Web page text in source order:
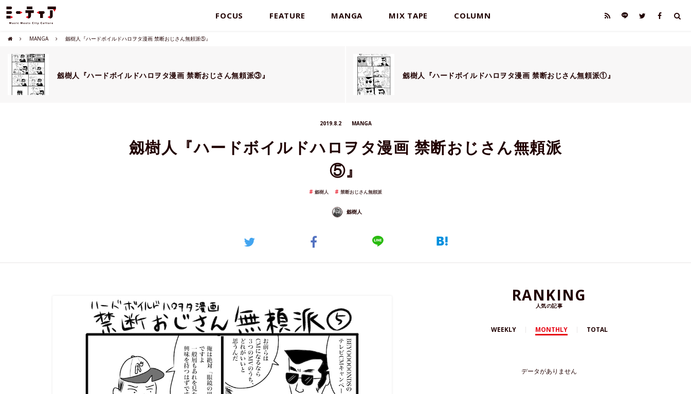
FOCUS FEATURE MANGA MIX TAPE COLUMN
MANGA 劔樹人『ハードボイルドハロヲタ漫画 禁断おじさん無頼派⑤』
劔樹人『ハードボイルドハロヲタ漫画 禁断おじさん無頼派③』 劔樹人『ハードボイルドハロヲタ漫画 禁断おじさん無頼派①』
2019.8.2 MANGA
劔樹人『ハードボイルドハロヲタ漫画 禁断おじさん無頼派
⑤』
劔樹人 禁断おじさん無頼派
劔樹人
RANKING
人気の記事
WEEKLY MONTHLY TOTAL
データがありません